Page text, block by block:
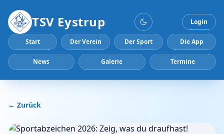
TSV Eystrup Login
Start Der Verein Der Sport Die App
News Galerie Termine
← Zurück